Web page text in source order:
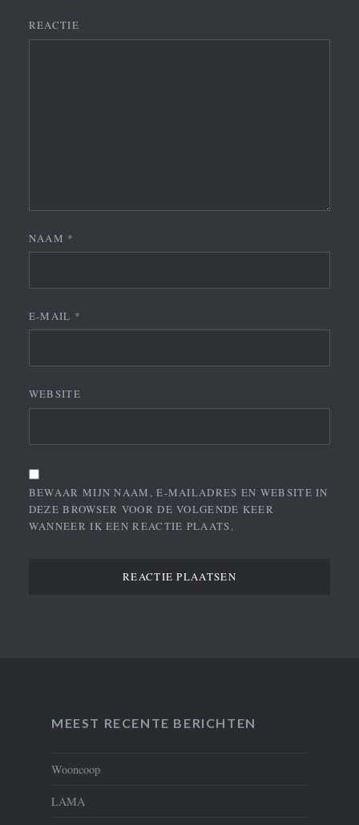
REACTIE
NAAM *
E-MAIL *
WEBSITE
BEWAAR MIJN NAAM, E-MAILADRES EN WEBSITE IN
DEZE BROWSER VOOR DE VOLGENDE KEER
WANNEER IK EEN REACTIE PLAATS.
MEEST RECENTE BERICHTEN
Wooncoop
LAMA